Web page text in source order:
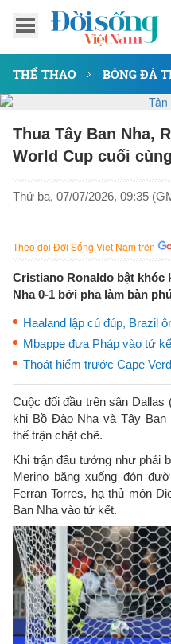
THỂ THAO BÓNG ĐÁ
Thua Tây Ban Nha,
World Cup cuối cùng
Thứ ba, 07/07/2026, 09:35
Theo dõi Đời Sống Việt Nam trên
Cristiano Ronaldo bật khóc
Nha 0-1 bởi pha làm bàn
Haaland lập cú đúp, Brazil
Mbappe đưa Pháp vào tứ
Thoát hiểm trước Cape
Cuộc đối đầu trên sân
khi Bồ Đào Nha và Tây Ban
thế trận chặt chẽ.
Khi trận đấu tưởng như phải
Merino băng xuống đón
Ferran Torres, hạ thủ môn
Ban Nha vào tứ kết.